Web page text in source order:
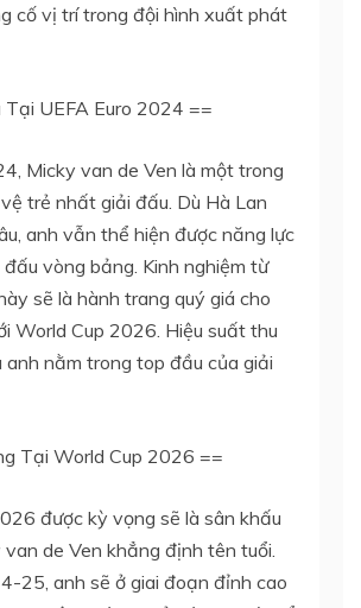
cố vị trí trong đội hình xuất phát
UEFA Euro 2024 ==
Micky van de Ven là một trong
trẻ nhất giải đấu. Dù Hà Lan
anh vẫn thể hiện được năng lực
vòng bảng. Kinh nghiệm từ
sẽ là hành trang quý giá cho
World Cup 2026. Hiệu suất thu
anh nằm trong top đầu của giải
Tại World Cup 2026 ==
được kỳ vọng sẽ là sân khấu
de Ven khẳng định tên tuổi.
25, anh sẽ ở giai đoạn đỉnh cao